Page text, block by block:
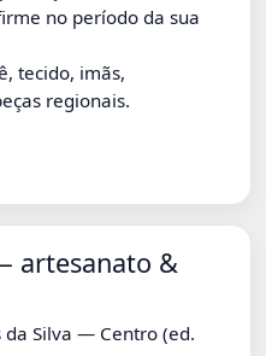
no período da sua
tecido, imãs,
regionais.
artesanato &
Silva — Centro (ed.